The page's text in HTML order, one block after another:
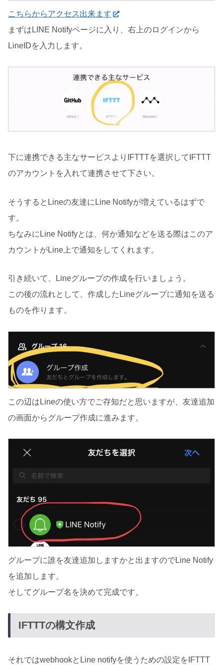
こちらからアクセス出来ます
まずはLINE Notifyページに入り、右上のログインから
LineIDを入力します。
下に連携できる主なサービスよりIFTTTを選択してIFTTT
のアカウントを入れて連携させて下さい。
そうするとLineの友達にLine Notifyが増えているはずで
す。
ちなみにLine Notifyとは、何か通知などを送る際はこのア
カウントがLine上で通知をしてくれます。
引き続いて、Lineグループの作成を行いましょう。
この後の流れとして、作成したLineグループに通知を送る
ものを作ります。
この辺はLineの使い方でご存知だと思いますが、友達追加
の画面からグループ作成に進みます。
グループに誰を友達追加しますかと出ますのでLine Notify
を追加します。
そしてグループ名を決めて完成です。
IFTTTの構文作成
それではwebhookとLine notifyを使うための設定をIFTTT